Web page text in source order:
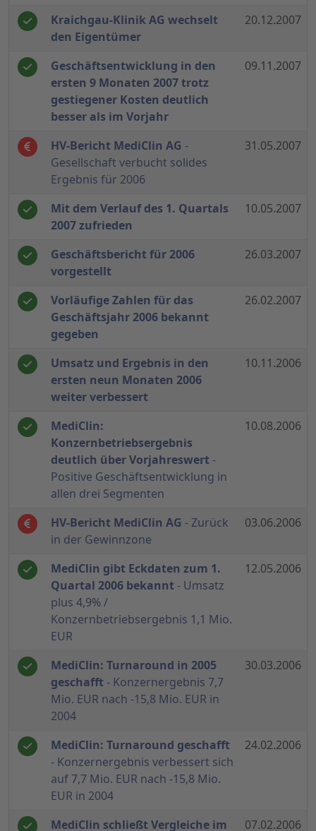
Kraichgau-Klinik AG wechselt
den Eigentümer
20.12.2007
Geschäftsentwicklung in den
ersten 9 Monaten 2007 trotz
gestiegener Kosten deutlich
besser als im Vorjahr
09.11.2007
HV-Bericht MediClin AG -
Gesellschaft verbucht solides
Ergebnis für 2006
31.05.2007
Mit dem Verlauf des 1. Quartals
2007 zufrieden
10.05.2007
Geschäftsbericht für 2006
vorgestellt
26.03.2007
Vorläufige Zahlen für das
Geschäftsjahr 2006 bekannt
gegeben
26.02.2007
Umsatz und Ergebnis in den
ersten neun Monaten 2006
weiter verbessert
10.11.2006
MediClin:
Konzernbetriebsergebnis
deutlich über Vorjahreswert-
Positive Geschäftsentwicklung in
allen drei Segmenten
10.08.2006
HV-Bericht MediClin AG - Zurück
in der Gewinnzone
03.06.2006
MediClin gibt Eckdaten zum 1.
Quartal 2006 bekannt- Umsatz
plus 4,9% /
Konzernbetriebsergebnis 1,1 Mio.
EUR
12.05.2006
MediClin: Turnaround in 2005
geschafft - Konzernergebnis 7,7
Mio. EUR nach -15,8 Mio. EUR in
2004
30.03.2006
MediClin: Turnaround geschafft
- Konzernergebnis verbessert sich
auf 7,7 Mio. EUR nach -15,8 Mio.
EUR in 2004
24.02.2006
MediClin schließt Vergleiche im 07.02.2006